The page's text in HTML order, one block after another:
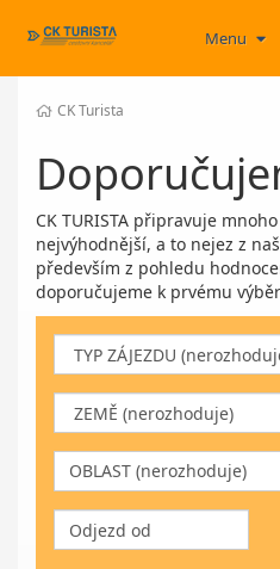
Menu
CK Turista
CK TURISTA připravuje
nejvýhodnější, a to nejez z
především z pohledu
doporučujeme k prvému
OBLAST (nerozhoduje)